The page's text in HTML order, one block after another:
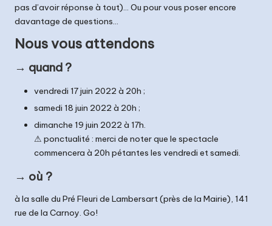
pas d’avoir réponse à tout)… Ou pour vous poser encore
davantage de questions…
Nous vous attendons
→ quand ?
vendredi 17 juin 2022 à 20h ;
samedi 18 juin 2022 à 20h ;
dimanche 19 juin 2022 à 17h.
⚠ ponctualité : merci de noter que le spectacle
commencera à 20h pétantes les vendredi et samedi.
→ où ?
à la salle du Pré Fleuri de Lambersart (près de la Mairie), 141
rue de la Carnoy. Go!